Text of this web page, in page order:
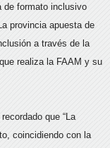
de formato inclusivo
provincia apuesta de
a través de la
realiza la FAAM y su
que “La
coincidiendo con la